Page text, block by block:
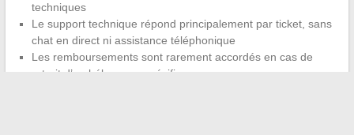
techniques
Le support technique répond principalement par ticket, sans
chat en direct ni assistance téléphonique
Les remboursements sont rarement accordés en cas de
retrait d’un hébergeur spécifique